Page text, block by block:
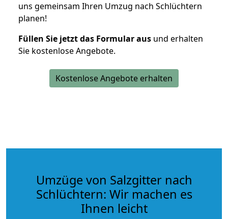
uns gemeinsam Ihren Umzug nach Schlüchtern
planen!
Füllen Sie jetzt das Formular aus und erhalten
Sie kostenlose Angebote.
Kostenlose Angebote erhalten
Umzüge von Salzgitter nach
Schlüchtern: Wir machen es
Ihnen leicht